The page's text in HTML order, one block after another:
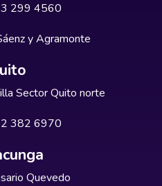
299 4560
y Agramonte
Sector Quito norte
382 6970
Quevedo